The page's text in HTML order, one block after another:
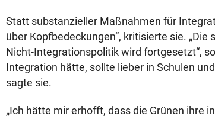
Statt substanzieller Maßnahmen für
über Kopfbedeckungen“, kritisierte sie.
Nicht-Integrationspolitik wird fortgesetzt“,
Integration hätte, sollte lieber in Schulen
sagte sie.
„Ich hätte mir erhofft, dass die Grünen ihre